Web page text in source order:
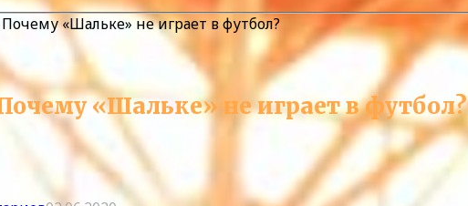
«Шальке» не играет в футбол?
«Шальке» не играет в футбол?